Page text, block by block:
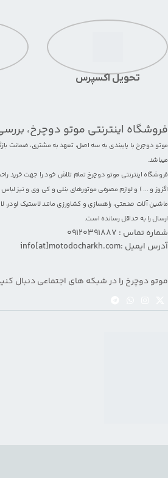
تحویل اکسپرس
فروشگاه اینترنتی موتو دوچرخ،
موتو دوچرخ با پایبندی به سه اصل، تعهد به مشتری، ضمانت
میباشد.
فروشگاه اینترنتی موتو دوچرخ تمام تلاش خود را جهت خرید
اگزوز و ... ) و لوازم مصرفیموتورهای بنلی و کی وی و نیز
ماشین آلات صنعتی، راهسازی و کشاورزی مانندلاستیک لودر،
ارسال را به حداقل رسانده است.
شماره تماس : 09120391887
آدرس ایمیل :info[at]motodocharkh.com
موتو دوچرخ را در شبکه های اجتماعی دنبال